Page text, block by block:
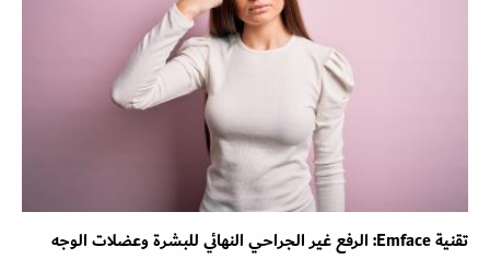
تقنية Emface: الرفع غير الجراحي النهائي للبشرة وعضلات الوجه